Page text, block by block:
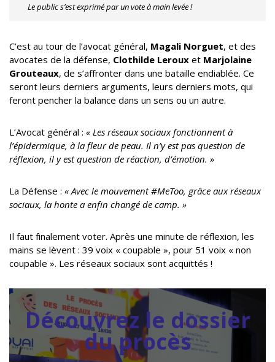
Le public s’est exprimé par un vote à main levée !
C’est au tour de l’avocat général, Magali Norguet, et des
avocates de la défense, Clothilde Leroux et Marjolaine
Grouteaux, de s’affronter dans une bataille endiablée. Ce
seront leurs derniers arguments, leurs derniers mots, qui
feront pencher la balance dans un sens ou un autre.
L’Avocat général : « Les réseaux sociaux fonctionnent à
l’épidermique, à la fleur de peau. Il n’y est pas question de
réflexion, il y est question de réaction, d’émotion. »
La Défense : « Avec le mouvement #MeToo, grâce aux réseaux
sociaux, la honte a enfin changé de camp. »
Il faut finalement voter. Après une minute de réflexion, les
mains se lèvent : 39 voix « coupable », pour 51 voix « non
coupable ». Les réseaux sociaux sont acquittés !
Découvrez le dossier
du procès